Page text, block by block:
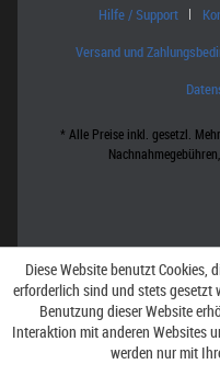
Hilfe / Support
Versand und
* Alle Preise inkl. gesetzl.
Diese Website benutzt Cookies,
erforderlich sind und stets gesetzt
Benutzung dieser Website
Interaktion mit anderen Websites
werden nur mit